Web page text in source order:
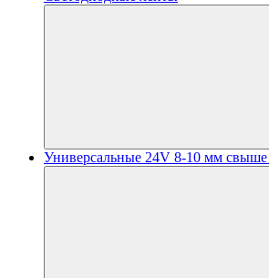
Универсальные 24V 8-10 мм